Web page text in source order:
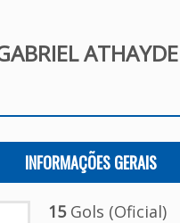
INFORMAÇÕES GERAIS
15Gols (Oficial)